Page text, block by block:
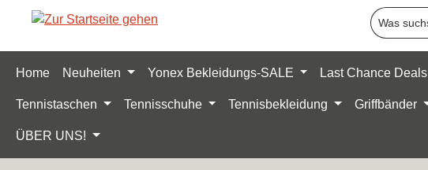
Hauptinhalt springen
Zur Suche springen
Zur Hauptnavigation springen
Home Neuheiten Yonex Bekleidungs-SALE Last Chance Deals
Tennistaschen Tennisschuhe Tennisbekleidung Griffbänder
ÜBER UNS!